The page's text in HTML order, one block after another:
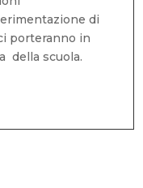
di
porteranno in
della scuola.